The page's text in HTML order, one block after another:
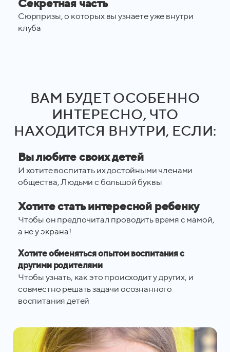
Секретная часть
Сюрпризы, о которых вы узнаете уже внутри
клуба
ВАМ БУДЕТ ОСОБЕННО
ИНТЕРЕСНО, ЧТО
НАХОДИТСЯ ВНУТРИ, ЕСЛИ:
Вы любите своих детей
И хотите воспитать их достойными членами
общества, Людьми с большой буквы
Хотите стать интересной ребенку
Чтобы он предпочитал проводить время с мамой,
а не у экрана!
Хотите обменяться опытом воспитания с
другими родителями
Чтобы узнать, как это происходит у других, и
совместно решать задачи осознанного
воспитания детей